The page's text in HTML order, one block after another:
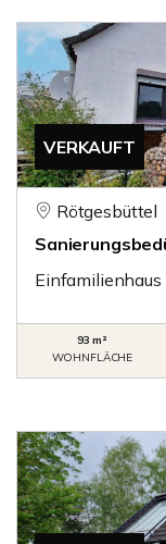
VERKAUFT
Rötgesbüttel
Einfamilienhaus
93 m²
WOHNFLÄCHE